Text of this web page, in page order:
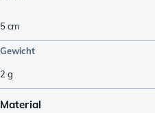
5cm
Gewicht
2 g
Material